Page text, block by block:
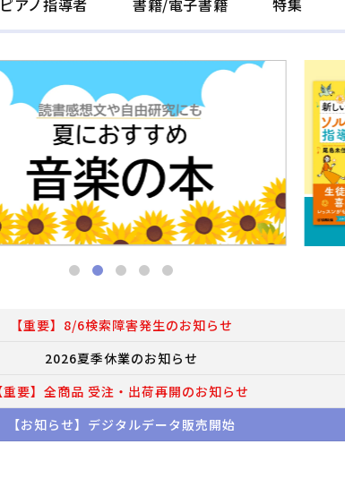
ピアノ指導者 書籍/電子書籍 特集
【重要】8/6検索障害発生のお知らせ
2026夏季休業のお知らせ
重要】全商品 受注・出荷再開のお知らせ
【お知らせ】デジタルデータ販売開始